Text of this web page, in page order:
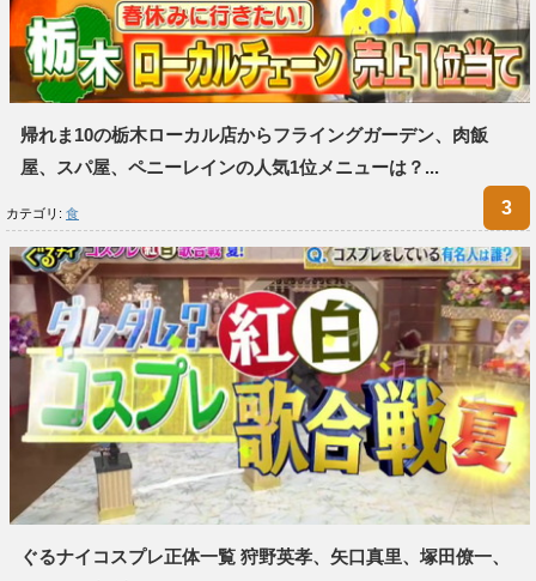
帰れま10の栃木ローカル店からフライングガーデン、肉飯
屋、スパ屋、ペニーレインの人気1位メニューは？...
カテゴリ: 食
ぐるナイコスプレ正体一覧 狩野英孝、矢口真里、塚田僚一、